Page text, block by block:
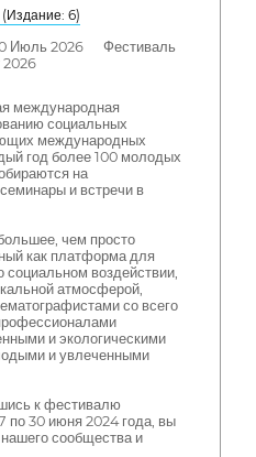
( Издание: 6)
Июль 2026 Фестиваль
2026
международная
социальных
международных
год более 100 молодых
на
и встречи в
чем просто
как платформа для
социальном воздействии,
атмосферой,
со всего
и экологическими
и увлеченными
к фестивалю
30 июня 2024 года, вы
сообщества и